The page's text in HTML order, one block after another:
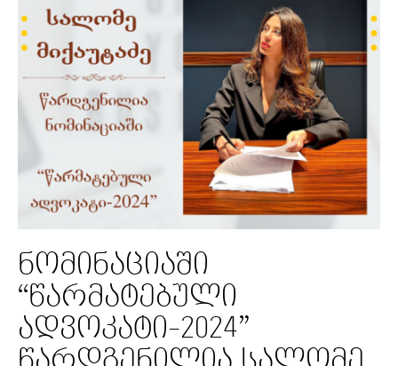
ნომინაციაში
“წარმატებული
ადვოკატი-2024”